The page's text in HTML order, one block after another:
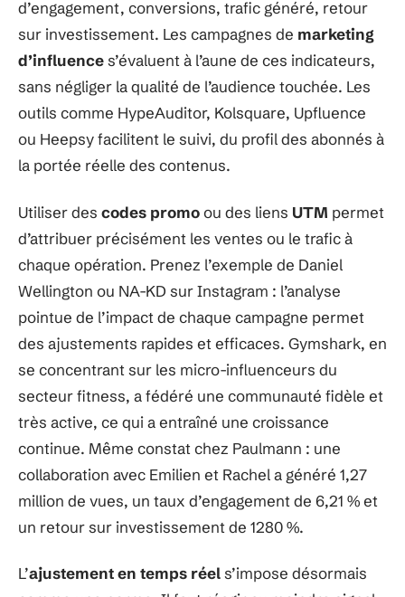
d’engagement, conversions, trafic généré, retour
sur investissement. Les campagnes de marketing
d’influences’évaluent à l’aune de ces indicateurs,
sans négliger la qualité de l’audience touchée. Les
outils comme HypeAuditor, Kolsquare, Upfluence
ou Heepsy facilitent le suivi, du profil des abonnés à
la portée réelle des contenus.
Utiliser des codes promoou des liens UTM permet
d’attribuer précisément les ventes ou le trafic à
chaque opération. Prenez l’exemple de Daniel
Wellington ou NA-KD sur Instagram : l’analyse
pointue de l’impact de chaque campagne permet
des ajustements rapides et efficaces. Gymshark, en
se concentrant sur les micro-influenceurs du
secteur fitness, a fédéré une communauté fidèle et
très active, ce qui a entraîné une croissance
continue. Même constat chez Paulmann : une
collaboration avec Emilien et Rachel a généré 1,27
million de vues, un taux d’engagement de 6,21 % et
un retour sur investissement de 1280 %.
L’ajustement en temps réels’impose désormais